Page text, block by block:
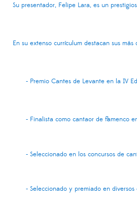
Su presentador, Felipe Lara, es un
En su extenso currículum destacan sus
- Premio Cantes de Levante en la IV
- Finalista como cantaor de flamenco
- Seleccionado en los concursos de
- Seleccionado y premiado en